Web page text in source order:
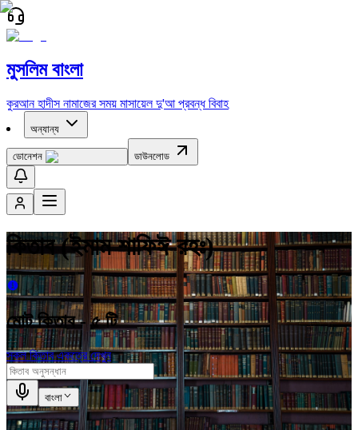
মুসলিম বাংলা
কুরআন হাদীস নামাজের সময় মাসায়েল দু'আ প্রবন্ধ বিবাহ
অন্যান্য
ডোনেশন ডাউনলোড
কিতাব (ইমাম শাফিঈ রহঃ)
মোট কিতাব -৫টি
সকল কিতাব একত্রে দেখুন
বাংলা